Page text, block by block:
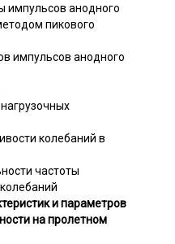
импульсов анодного
пикового
импульсов анодного
колебаний в
частоты
и параметров
на пролетном